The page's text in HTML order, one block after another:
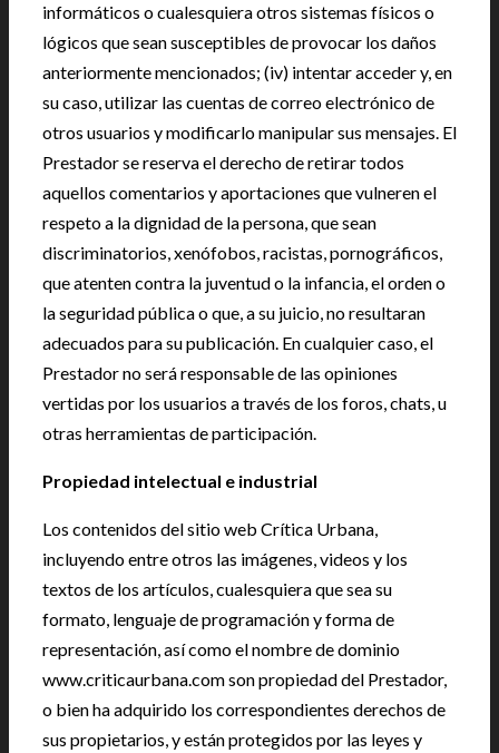
informáticos o cualesquiera otros sistemas físicos o
lógicos que sean susceptibles de provocar los daños
anteriormente mencionados; (iv) intentar acceder y, en
su caso, utilizar las cuentas de correo electrónico de
otros usuarios y modificarlo manipular sus mensajes. El
Prestador se reserva el derecho de retirar todos
aquellos comentarios y aportaciones que vulneren el
respeto a la dignidad de la persona, que sean
discriminatorios, xenófobos, racistas, pornográficos,
que atenten contra la juventud o la infancia, el orden o
la seguridad pública o que, a su juicio, no resultaran
adecuados para su publicación. En cualquier caso, el
Prestador no será responsable de las opiniones
vertidas por los usuarios a través de los foros, chats, u
otras herramientas de participación.
Propiedad intelectual e industrial
Los contenidos del sitio web Crítica Urbana,
incluyendo entre otros las imágenes, videos y los
textos de los artículos, cualesquiera que sea su
formato, lenguaje de programación y forma de
representación, así como el nombre de dominio
www.criticaurbana.com son propiedad del Prestador,
o bien ha adquirido los correspondientes derechos de
sus propietarios, y están protegidos por las leyes y